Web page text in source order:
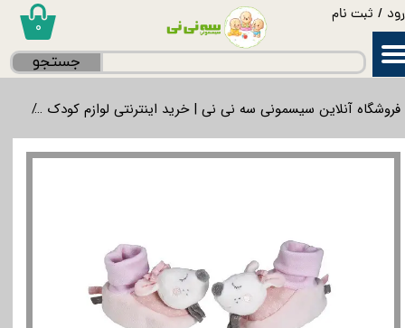
/ ثبت نام
حساب کاربری من
۰
جستجو
فروشگاه آنلاین سیسمونی سه نی نی | خرید اینترنتی لوازم کودک